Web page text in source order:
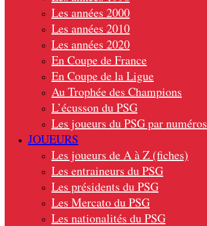
Les années 2000
Les années 2010
Les années 2020
En Coupe de France
En Coupe de la Ligue
Au Trophée des Champions
L’écusson du PSG
Les joueurs du PSG par numéros
JOUEURS
Les joueurs de A à Z (fiches)
Les entraineurs du PSG
Les présidents du PSG
Les Mercato du PSG
Les nationalités du PSG